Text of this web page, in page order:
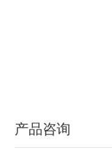
产品咨询